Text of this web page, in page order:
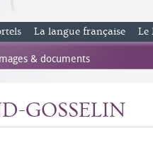
La langue française Le
& documents
GOSSELIN